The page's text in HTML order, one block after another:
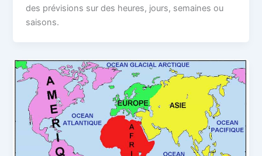
des prévisions sur des heures, jours, semaines ou
saisons.